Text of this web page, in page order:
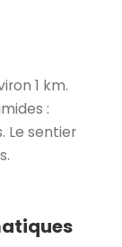
1 km.
:
Le sentier